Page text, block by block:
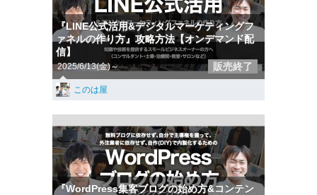
『LINE公式活用&デジタルマーケティングフ
ァネルの作り方』攻略方法【オンデマンド配
信】
2025/6/13(金)～ 販売終了
このは屋
『WordPress集客ブログの始め方&コンテン